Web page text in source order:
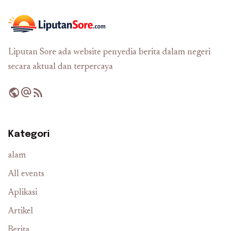
Liputan Sore ada website penyedia berita dalam negeri
secara aktual dan terpercaya
publicalternate_emailrss_feed
Kategori
alam
All events
Aplikasi
Artikel